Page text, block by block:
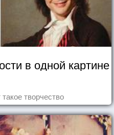
в одной картине
творчество